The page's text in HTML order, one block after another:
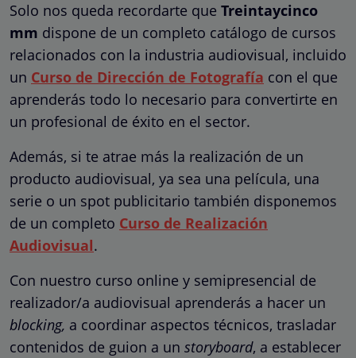
Solo nos queda recordarte que Treintaycinco
mm dispone de un completo catálogo de cursos
relacionados con la industria audiovisual, incluido
un Curso de Dirección de Fotografía con el que
aprenderás todo lo necesario para convertirte en
un profesional de éxito en el sector.
Además, si te atrae más la realización de un
producto audiovisual, ya sea una película, una
serie o un spot publicitario también disponemos
de un completo Curso de Realización
Audiovisual.
Con nuestro curso online y semipresencial de
realizador/a audiovisual aprenderás a hacer un
blocking, a coordinar aspectos técnicos, trasladar
contenidos de guion a un storyboard, a establecer